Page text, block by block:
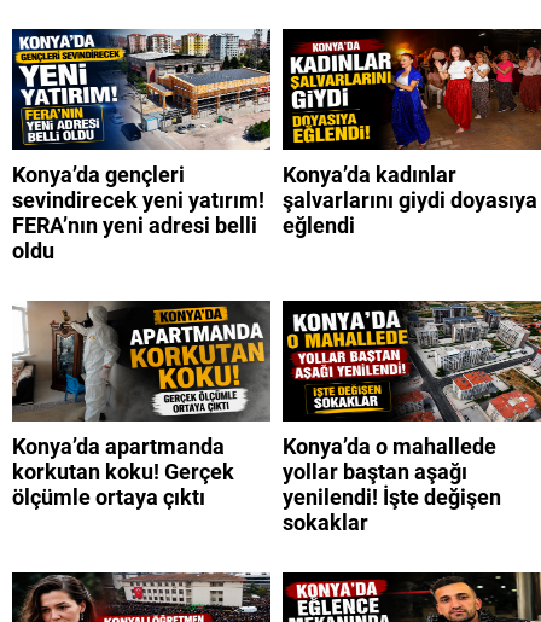
Konya’da gençleri
sevindirecek yeni yatırım!
FERA’nın yeni adresi belli
oldu
Konya’da kadınlar
şalvarlarını giydi doyasıya
eğlendi
Konya’da apartmanda
korkutan koku! Gerçek
ölçümle ortaya çıktı
Konya’da o mahallede
yollar baştan aşağı
yenilendi! İşte değişen
sokaklar